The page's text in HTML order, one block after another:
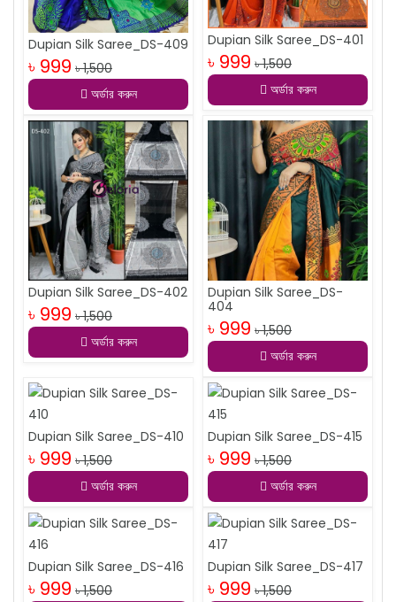
Dupian Silk Saree_DS-409
৳ 999 ৳ 1,500
অর্ডার করুন
Dupian Silk Saree_DS-401
৳ 999 ৳ 1,500
অর্ডার করুন
Dupian Silk Saree_DS-402
৳ 999 ৳ 1,500
অর্ডার করুন
Dupian Silk Saree_DS-
404
৳ 999 ৳ 1,500
অর্ডার করুন
Dupian Silk Saree_DS-410
৳ 999 ৳ 1,500
অর্ডার করুন
Dupian Silk Saree_DS-415
৳ 999 ৳ 1,500
অর্ডার করুন
Dupian Silk Saree_DS-416
৳ 999 ৳ 1,500
Dupian Silk Saree_DS-417
৳ 999 ৳ 1,500